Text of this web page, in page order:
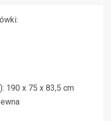
190 x 75 x 83,5 cm